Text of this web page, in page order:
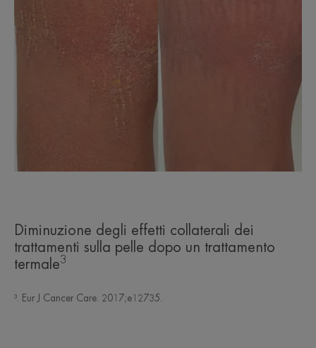
Diminuzione degli effetti collaterali dei
trattamenti sulla pelle dopo un trattamento
termale3
³. Eur J Cancer Care. 2017;e12735.